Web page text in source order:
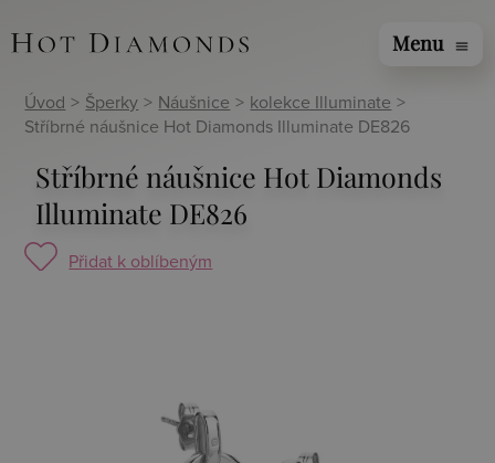
Menu menu
Úvod > Šperky > Náušnice > kolekce Illuminate >
Stříbrné náušnice Hot Diamonds Illuminate DE826
Stříbrné náušnice Hot Diamonds
Illuminate DE826
Přidat k oblíbeným